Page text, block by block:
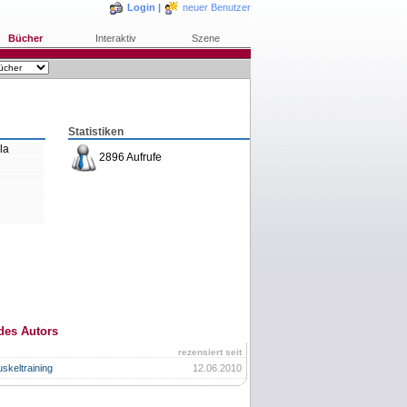
Login | neuer Benutzer
Bücher Interaktiv Szene
Statistiken
2896 Aufrufe
Autors
rezensiert seit
12.06.2010